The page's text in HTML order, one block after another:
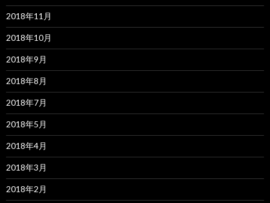
2018年11月
2018年10月
2018年9月
2018年8月
2018年7月
2018年5月
2018年4月
2018年3月
2018年2月